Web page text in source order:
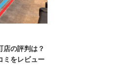
店の評判は？
ミをレビュー